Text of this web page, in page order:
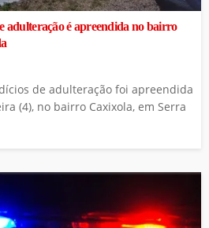
adulteração é apreendida no bairro
de adulteração foi apreendida
(4), no bairro Caxixola, em Serra